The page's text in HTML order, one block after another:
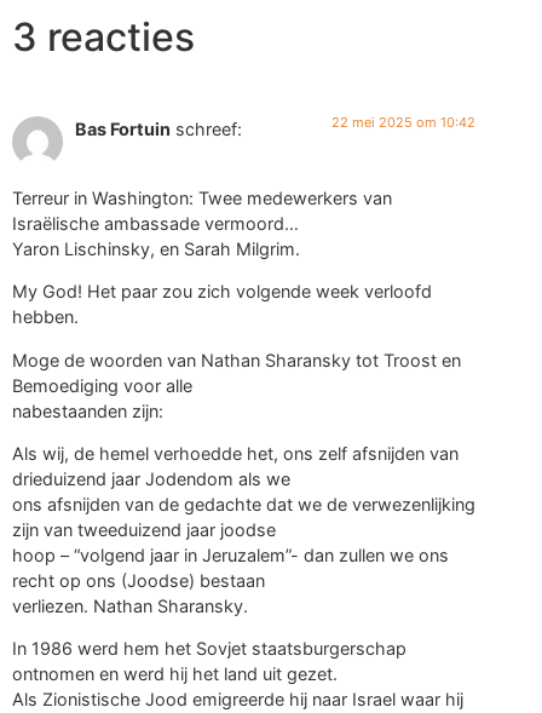
3 reacties
Bas Fortuin schreef: 22 mei 2025 om 10:42
Terreur in Washington: Twee medewerkers van
Israëlische ambassade vermoord…
Yaron Lischinsky, en Sarah Milgrim.
My God! Het paar zou zich volgende week verloofd
hebben.
Moge de woorden van Nathan Sharansky tot Troost en
Bemoediging voor alle
nabestaanden zijn:
Als wij, de hemel verhoedde het, ons zelf afsnijden van
drieduizend jaar Jodendom als we
ons afsnijden van de gedachte dat we de verwezenlijking
zijn van tweeduizend jaar joodse
hoop – “volgend jaar in Jeruzalem”- dan zullen we ons
recht op ons (Joodse) bestaan
verliezen. Nathan Sharansky.
In 1986 werd hem het Sovjet staatsburgerschap
ontnomen en werd hij het land uit gezet.
Als Zionistische Jood emigreerde hij naar Israel waar hij